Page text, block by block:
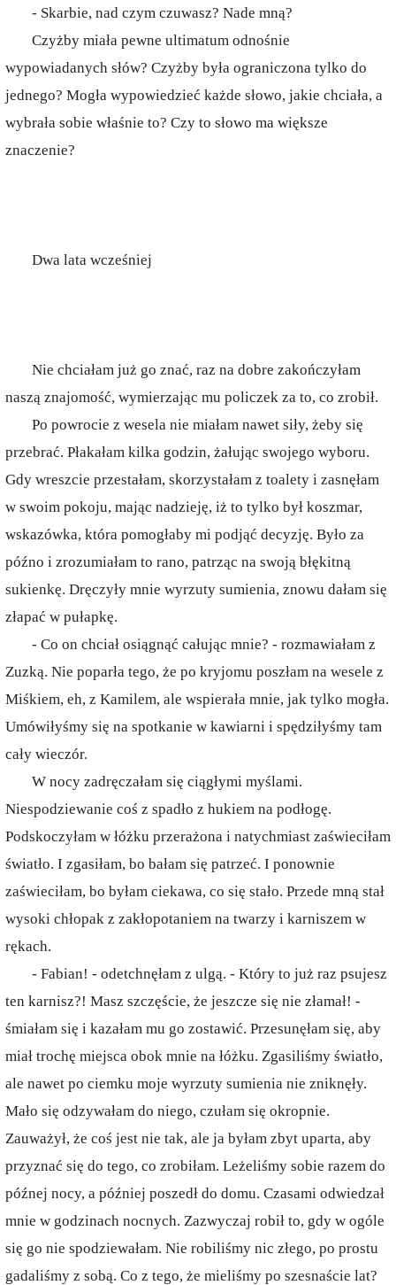
- Skarbie, nad czym czuwasz? Nade mną?
Czyżby miała pewne ultimatum odnośnie
wypowiadanych słów? Czyżby była ograniczona tylko do
jednego? Mogła wypowiedzieć każde słowo, jakie chciała, a
wybrała sobie właśnie to? Czy to słowo ma większe
znaczenie?
Dwa lata wcześniej
Nie chciałam już go znać, raz na dobre zakończyłam
naszą znajomość, wymierzając mu policzek za to, co zrobił.
Po powrocie z wesela nie miałam nawet siły, żeby się
przebrać. Płakałam kilka godzin, żałując swojego wyboru.
Gdy wreszcie przestałam, skorzystałam z toalety i zasnęłam
w swoim pokoju, mając nadzieję, iż to tylko był koszmar,
wskazówka, która pomogłaby mi podjąć decyzję. Było za
późno i zrozumiałam to rano, patrząc na swoją błękitną
sukienkę. Dręczyły mnie wyrzuty sumienia, znowu dałam się
złapać w pułapkę.
- Co on chciał osiągnąć całując mnie? - rozmawiałam z
Zuzką. Nie poparła tego, że po kryjomu poszłam na wesele z
Miśkiem, eh, z Kamilem, ale wspierała mnie, jak tylko mogła.
Umówiłyśmy się na spotkanie w kawiarni i spędziłyśmy tam
cały wieczór.
W nocy zadręczałam się ciągłymi myślami.
Niespodziewanie coś z spadło z hukiem na podłogę.
Podskoczyłam w łóżku przerażona i natychmiast zaświeciłam
światło. I zgasiłam, bo bałam się patrzeć. I ponownie
zaświeciłam, bo byłam ciekawa, co się stało. Przede mną stał
wysoki chłopak z zakłopotaniem na twarzy i karniszem w
rękach.
- Fabian! - odetchnęłam z ulgą. - Który to już raz psujesz
ten karnisz?! Masz szczęście, że jeszcze się nie złamał! -
śmiałam się i kazałam mu go zostawić. Przesunęłam się, aby
miał trochę miejsca obok mnie na łóżku. Zgasiliśmy światło,
ale nawet po ciemku moje wyrzuty sumienia nie zniknęły.
Mało się odzywałam do niego, czułam się okropnie.
Zauważył, że coś jest nie tak, ale ja byłam zbyt uparta, aby
przyznać się do tego, co zrobiłam. Leżeliśmy sobie razem do
późnej nocy, a później poszedł do domu. Czasami odwiedzał
mnie w godzinach nocnych. Zazwyczaj robił to, gdy w ogóle
się go nie spodziewałam. Nie robiliśmy nic złego, po prostu
gadaliśmy z sobą. Co z tego, że mieliśmy po szesnaście lat?